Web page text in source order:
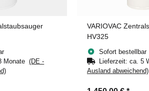
Monate(DE -
VARIOVAC
HV325
Sofort bestellbar
Lieferzeit:ca. 5
Ausland abweichend)